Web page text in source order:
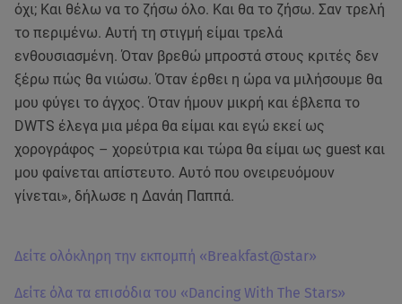
όχι; Και θέλω να το ζήσω όλο. Και θα το ζήσω. Σαν τρελή
το περιμένω. Αυτή τη στιγμή είμαι τρελά
ενθουσιασμένη. Όταν βρεθώ μπροστά στους κριτές δεν
ξέρω πώς θα νιώσω. Όταν έρθει η ώρα να μιλήσουμε θα
μου φύγει το άγχος. Όταν ήμουν μικρή και έβλεπα το
DWTS έλεγα μια μέρα θα είμαι και εγώ εκεί ως
χορογράφος – χορεύτρια και τώρα θα είμαι ως guest και
μου φαίνεται απίστευτο. Αυτό που ονειρευόμουν
γίνεται», δήλωσε η Δανάη Παππά.
Δείτε ολόκληρη την εκπομπή «Breakfast@star»
Δείτε όλα τα επισόδια του «Dancing With The Stars»